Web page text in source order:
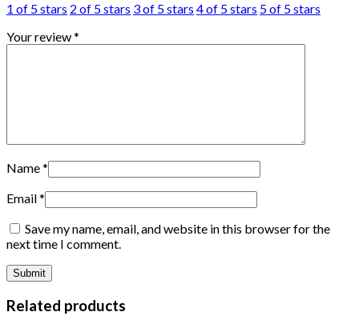
1 of 5 stars 2 of 5 stars 3 of 5 stars 4 of 5 stars 5 of 5 stars
Your review*
Name*
Email*
Save my name, email, and website in this browser for the
next time I comment.
Related products